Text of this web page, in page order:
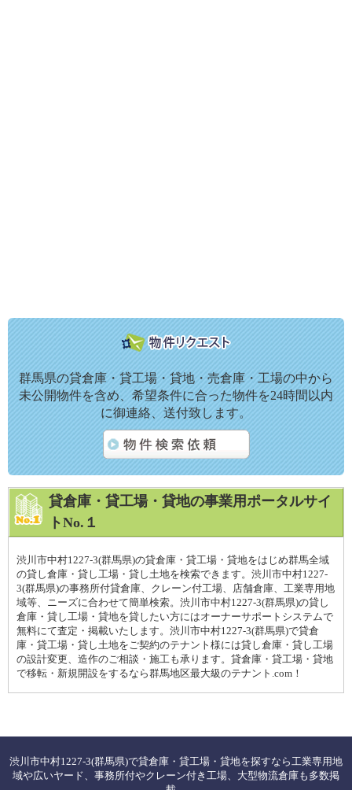
群馬県の貸倉庫・貸工場・貸地・売倉庫・工場の中から
未公開物件を含め、希望条件に合った物件を24時間以内
に御連絡、送付致します。
貸倉庫・貸工場・貸地の事業用ポータルサイ
トNo.１
渋川市中村1227-3(群馬県)の貸倉庫・貸工場・貸地をはじめ群馬全域
の貸し倉庫・貸し工場・貸し土地を検索できます。渋川市中村1227-
3(群馬県)の事務所付貸倉庫、クレーン付工場、店舗倉庫、工業専用地
域等、ニーズに合わせて簡単検索。渋川市中村1227-3(群馬県)の貸し
倉庫・貸し工場・貸地を貸したい方にはオーナーサポートシステムで
無料にて査定・掲載いたします。渋川市中村1227-3(群馬県)で貸倉
庫・貸工場・貸し土地をご契約のテナント様には貸し倉庫・貸し工場
の設計変更、造作のご相談・施工も承ります。貸倉庫・貸工場・貸地
で移転・新規開設をするなら群馬地区最大級のテナント.com！
渋川市中村1227-3(群馬県)で貸倉庫・貸工場・貸地を探すなら工業専用地
域や広いヤード、事務所付やクレーン付き工場、大型物流倉庫も多数掲